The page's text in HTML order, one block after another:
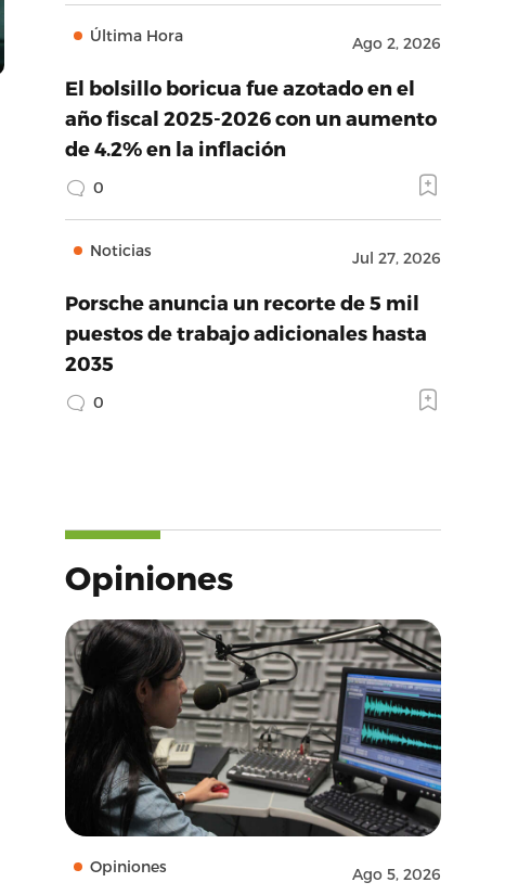
Última Hora Ago 2, 2026
El bolsillo boricua fue azotado en el
año fiscal 2025-2026 con un aumento
de 4.2% en la inflación
0
Noticias Jul 27, 2026
Porsche anuncia un recorte de 5 mil
puestos de trabajo adicionales hasta
2035
0
Opiniones
Opiniones Ago 5, 2026